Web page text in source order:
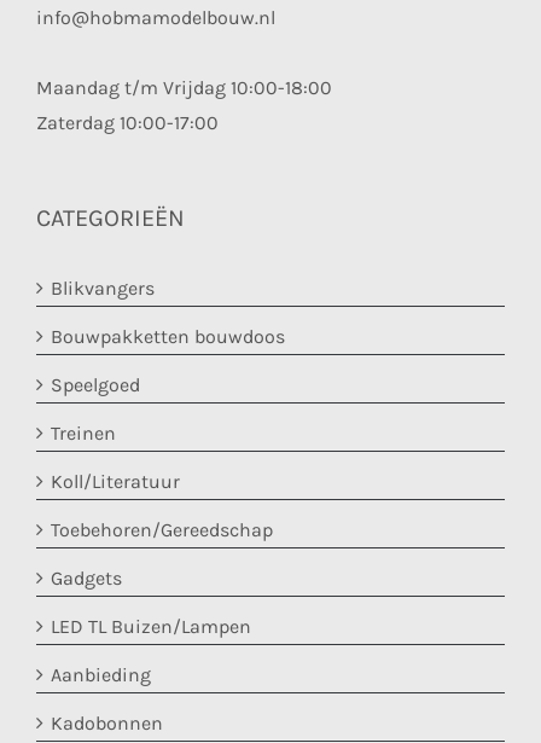
info@hobmamodelbouw.nl
Maandag t/m Vrijdag 10:00-18:00
Zaterdag 10:00-17:00
CATEGORIEËN
Blikvangers
Bouwpakketten bouwdoos
Speelgoed
Treinen
Koll/Literatuur
Toebehoren/Gereedschap
Gadgets
LED TL Buizen/Lampen
Aanbieding
Kadobonnen